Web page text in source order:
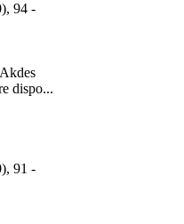
94 -
dispo...
91 -